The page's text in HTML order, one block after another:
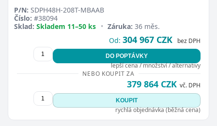
P/N: SDPH48H-208T-MBAAB
Číslo: #38094
Sklad: Skladem 11–50 ks • Záruka: 36 měs.
Od: 304 967 CZK bez DPH
DO POPTÁVKY
lepší cena / množství / alternativy
NEBO KOUPIT ZA
379 864 CZK vč. DPH
KOUPIT
rychlá objednávka (běžná cena)